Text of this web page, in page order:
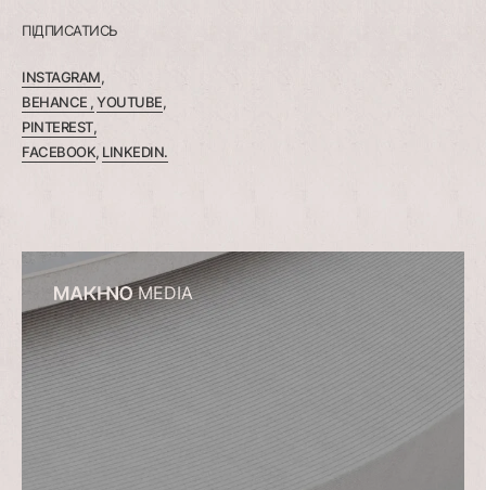
ПІДПИСАТИСЬ
INSTAGRAM,
BEHANCE ,YOUTUBE,
PINTEREST,
FACEBOOK, LINKEDIN.
MEDIA